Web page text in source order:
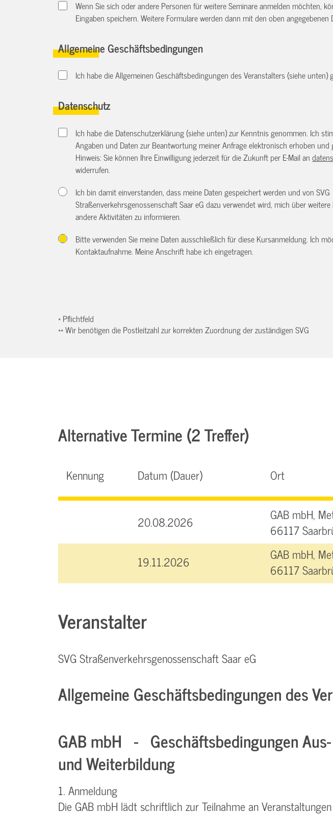
Wenn Sie sich oder andere Personen für weitere Seminare anmelden möchten,
Eingaben speichern. Weitere Formulare werden dann mit den oben angegebenen
Allgemeine Geschäftsbedingungen
Ich habe die Allgemeinen Geschäftsbedingungen des Veranstalters (siehe unten)
Datenschutz
Ich habe die Datenschutzerklärung (siehe unten) zur Kenntnis genommen. Ich
Angaben und Daten zur Beantwortung meiner Anfrage elektronisch erhoben und
Hinweis: Sie können Ihre Einwilligung jederzeit für die Zukunft per E-Mail an
widerrufen.
Ich bin damit einverstanden, dass meine Daten gespeichert werden und von SVG
Straßenverkehrsgenossenschaft Saar eG dazu verwendet wird, mich über
andere Aktivitäten zu informieren.
Bitte verwenden Sie meine Daten ausschließlich für diese Kursanmeldung. Ich
Kontaktaufnahme. Meine Anschrift habe ich eingetragen.
* Pflichtfeld
** Wir benötigen die Postleitzahl zur korrekten Zuordnung der zuständigen SVG
Alternative Termine (2 Treffer)
Kennung Datum (Dauer) Ort
20.08.2026
GAB mbH,
66117
19.11.2026
GAB mbH,
66117
Veranstalter
SVG Straßenverkehrsgenossenschaft Saar eG
Allgemeine Geschäftsbedingungen des
GAB mbH - Geschäftsbedingungen Aus-
und Weiterbildung
1. Anmeldung
Die GAB mbH lädt schriftlich zur Teilnahme an Veranstaltungen